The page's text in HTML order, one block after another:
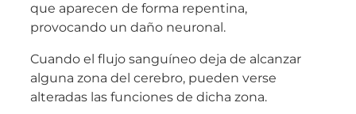
que aparecen de forma repentina,
provocando un daño neuronal.
Cuando el flujo sanguíneo deja de alcanzar
alguna zona del cerebro, pueden verse
alteradas las funciones de dicha zona.